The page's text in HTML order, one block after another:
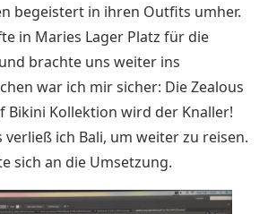
begeistert in ihren Outfits umher.
in Maries Lager Platz für die
brachte uns weiter ins
war ich mir sicher: Die Zealous
Bikini Kollektion wird der Knaller!
verließ ich Bali, um weiter zu reisen.
sich an die Umsetzung.